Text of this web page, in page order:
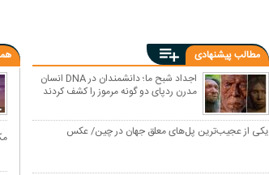
مطالب پیشنهادی
اجداد شبح ما؛ دانشمندان در DNA انسان
مدرن ردپای دو گونه مرموز را کشف کردند
یکی از عجیب‌ترین پل‌های معلق جهان در چین/ عکس